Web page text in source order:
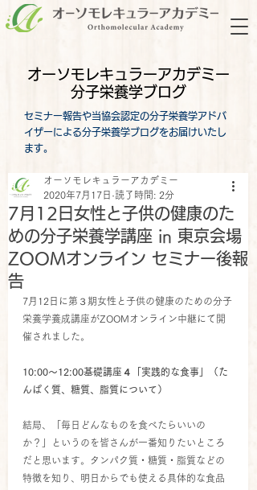
オーソモレキュラーアカデミー
分子栄養学ブログ
セミナー報告や当協会認定の分子栄養学アドバ
イザーによる分子栄養学ブログをお届けいたし
ます。
7月12日女性と子供の健康のた
めの分子栄養学講座 in 東京会場
ZOOMオンライン セミナー後報
告
オーソモレキュラーアカデミー
2020年7月17日 読了時間: 2分
7月12日に第３期女性と子供の健康のための分子
栄養学養成講座がZOOMオンライン中継にて開
催されました。
10:00～12:00基礎講座４「実践的な食事」（た
んぱく質、糖質、脂質について）
結局、「毎日どんなものを食べたらいいの
か？」というのを皆さんが一番知りたいところ
だと思います。タンパク質・糖質・脂質などの
特徴を知り、明日からでも使える具体的な食品